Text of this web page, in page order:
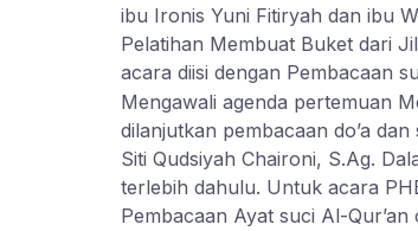
ibu Ironis Yuni Fitiryah dan ibu
Pelatihan Membuat Buket dari
acara diisi dengan Pembacaan
Mengawali agenda pertemuan
dilanjutkan pembacaan do’a
Siti Qudsiyah Chaironi, S.Ag.
terlebih dahulu. Untuk acara
Pembacaan Ayat suci Al-